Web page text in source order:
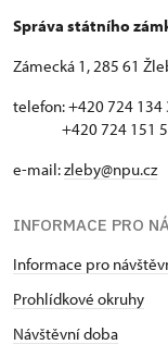
Správa státního
Zámecká 1, 285 61
telefon: +420 724 134
+420 724 151
e-mail:zleby@npu.cz
INFORMACE PRO
Informace pro
Prohlídkové okruhy
Návštěvní doba